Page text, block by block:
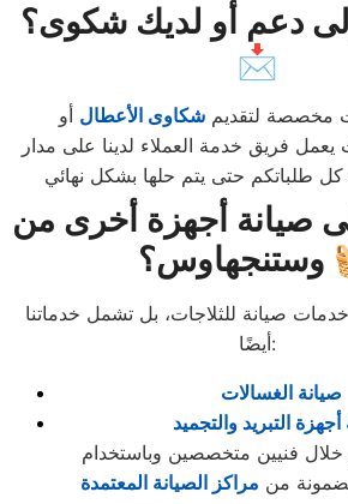
دعم أو لديك شكوى؟
📩
مخصصة لتقديمشكاوى الأعطال أو
فريق خدمة العملاء لدينا على مدار
صيانة أجهزة أخرى من
🧺
صيانة للثلاجات، بل تشمل خدماتنا
أيضًا:
صيانة الغسالات
التبريد والتجميد
فنيين متخصصين وباستخدام
من مراكز الصيانة المعتمدة